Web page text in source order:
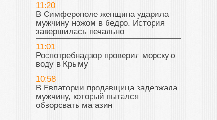
11:20
В Симферополе женщина ударила
мужчину ножом в бедро. История
завершилась печально
11:01
Роспотребнадзор проверил морскую
воду в Крыму
10:58
В Евпатории продавщица задержала
мужчину, который пытался
обворовать магазин